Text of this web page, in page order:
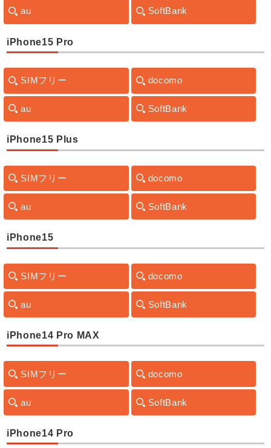
au SoftBank
iPhone15 Pro
SIMフリー docomo
au SoftBank
iPhone15 Plus
SIMフリー docomo
au SoftBank
iPhone15
SIMフリー docomo
au SoftBank
iPhone14 Pro MAX
SIMフリー docomo
au SoftBank
iPhone14 Pro